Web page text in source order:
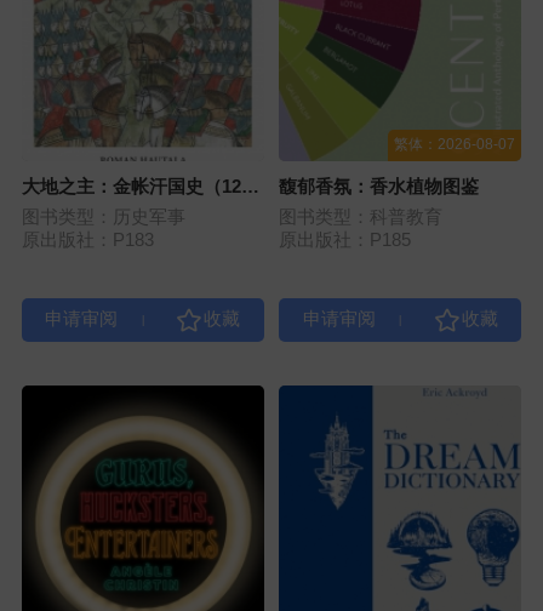
大地之主：金帐汗国史（1219
—1502）
图书类型：历史军事
原出版社：P183
繁体：2026-08-07
馥郁香氛：香水植物图鉴
图书类型：科普教育
原出版社：P185